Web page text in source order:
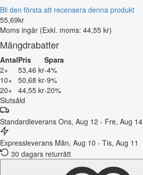
Bli den första att recensera denna produkt
55,69kr
Moms ingår (Exkl. moms: 44,55 kr)
Mängdrabatter
AntalPris
Spara
2+
53,46 kr-4%
10+ 50,68 kr-9%
20+ 44,55 kr-20%
Slutsåld
Standardleverans Ons, Aug 12 - Fre, Aug 14
Expressleverans Mån, Aug 10 - Tis, Aug 11
30 dagars returrätt